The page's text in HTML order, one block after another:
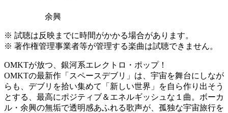
余興
※ 試聴は反映までに時間がかかる場合があります。
※ 著作権管理事業者等が管理する楽曲は試聴できません。
OMKTが放つ、銀河系エレクトロ・ポップ！
OMKTの最新作「スペースデブリ」は、宇宙を舞台にしなが
らも、デブリを拾い集めて「新しい世界」を自ら作り出そう
とする、最高にポジティブ＆エネルギッシュな１曲。ボーカ
ル・余興の無垢で透明感あふれる歌声が、孤独な宇宙旅行を